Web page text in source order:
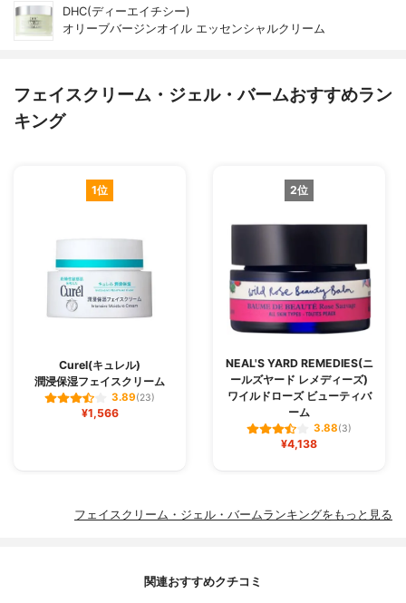
DHC(ディーエイチシー)
オリーブバージンオイル エッセンシャルクリーム
フェイスクリーム・ジェル・バームおすすめラン
キング
1位
Curel(キュレル)
潤浸保湿フェイスクリーム
3.89(23)
¥1,566
2位
NEAL'S YARD REMEDIES(ニ
ールズヤード レメディーズ)
ワイルドローズ ビューティバ
ーム
3.88(3)
¥4,138
フェイスクリーム・ジェル・バームランキングをもっと見る
関連おすすめクチコミ